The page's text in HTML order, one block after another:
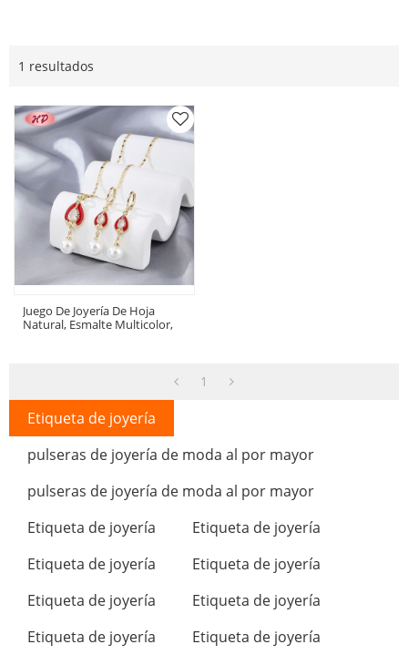
1 resultados
Juego De Joyería De Hoja
Natural, Esmalte Multicolor,
1
Etiqueta de joyería
pulseras de joyería de moda al por mayor
pulseras de joyería de moda al por mayor
Etiqueta de joyería
Etiqueta de joyería
Etiqueta de joyería
Etiqueta de joyería
Etiqueta de joyería
Etiqueta de joyería
Etiqueta de joyería
Etiqueta de joyería